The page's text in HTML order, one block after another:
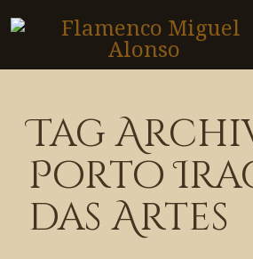
Tag
Porto
das Artes